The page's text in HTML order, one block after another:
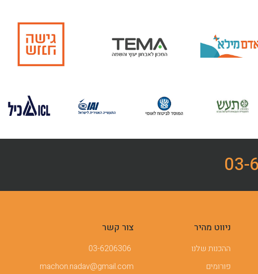
ניווט מהיר
ההכנות שלנו
פורומים
צור קשר
03-6206306
machon.nadav@gmail.com